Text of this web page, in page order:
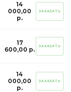
14
000,00
р.
ЗАКАЗАТЬ
17
600,00 р.
ЗАКАЗАТЬ
14
000,00
р.
ЗАКАЗАТЬ